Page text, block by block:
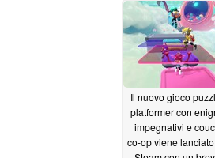
Il nuovo gioco
platformer con
impegnativi e
co-op viene